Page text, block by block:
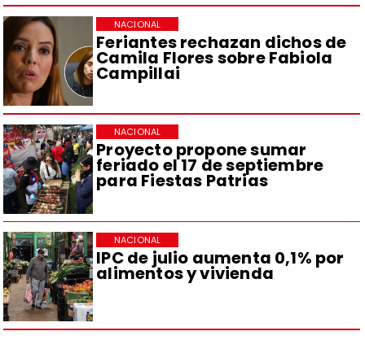
Feriantes rechazan dichos de
Camila Flores sobre Fabiola
Campillai
NACIONAL
Proyecto propone sumar
feriado el 17 de septiembre
para Fiestas Patrias
NACIONAL
IPC de julio aumenta 0,1% por
alimentos y vivienda
NACIONAL